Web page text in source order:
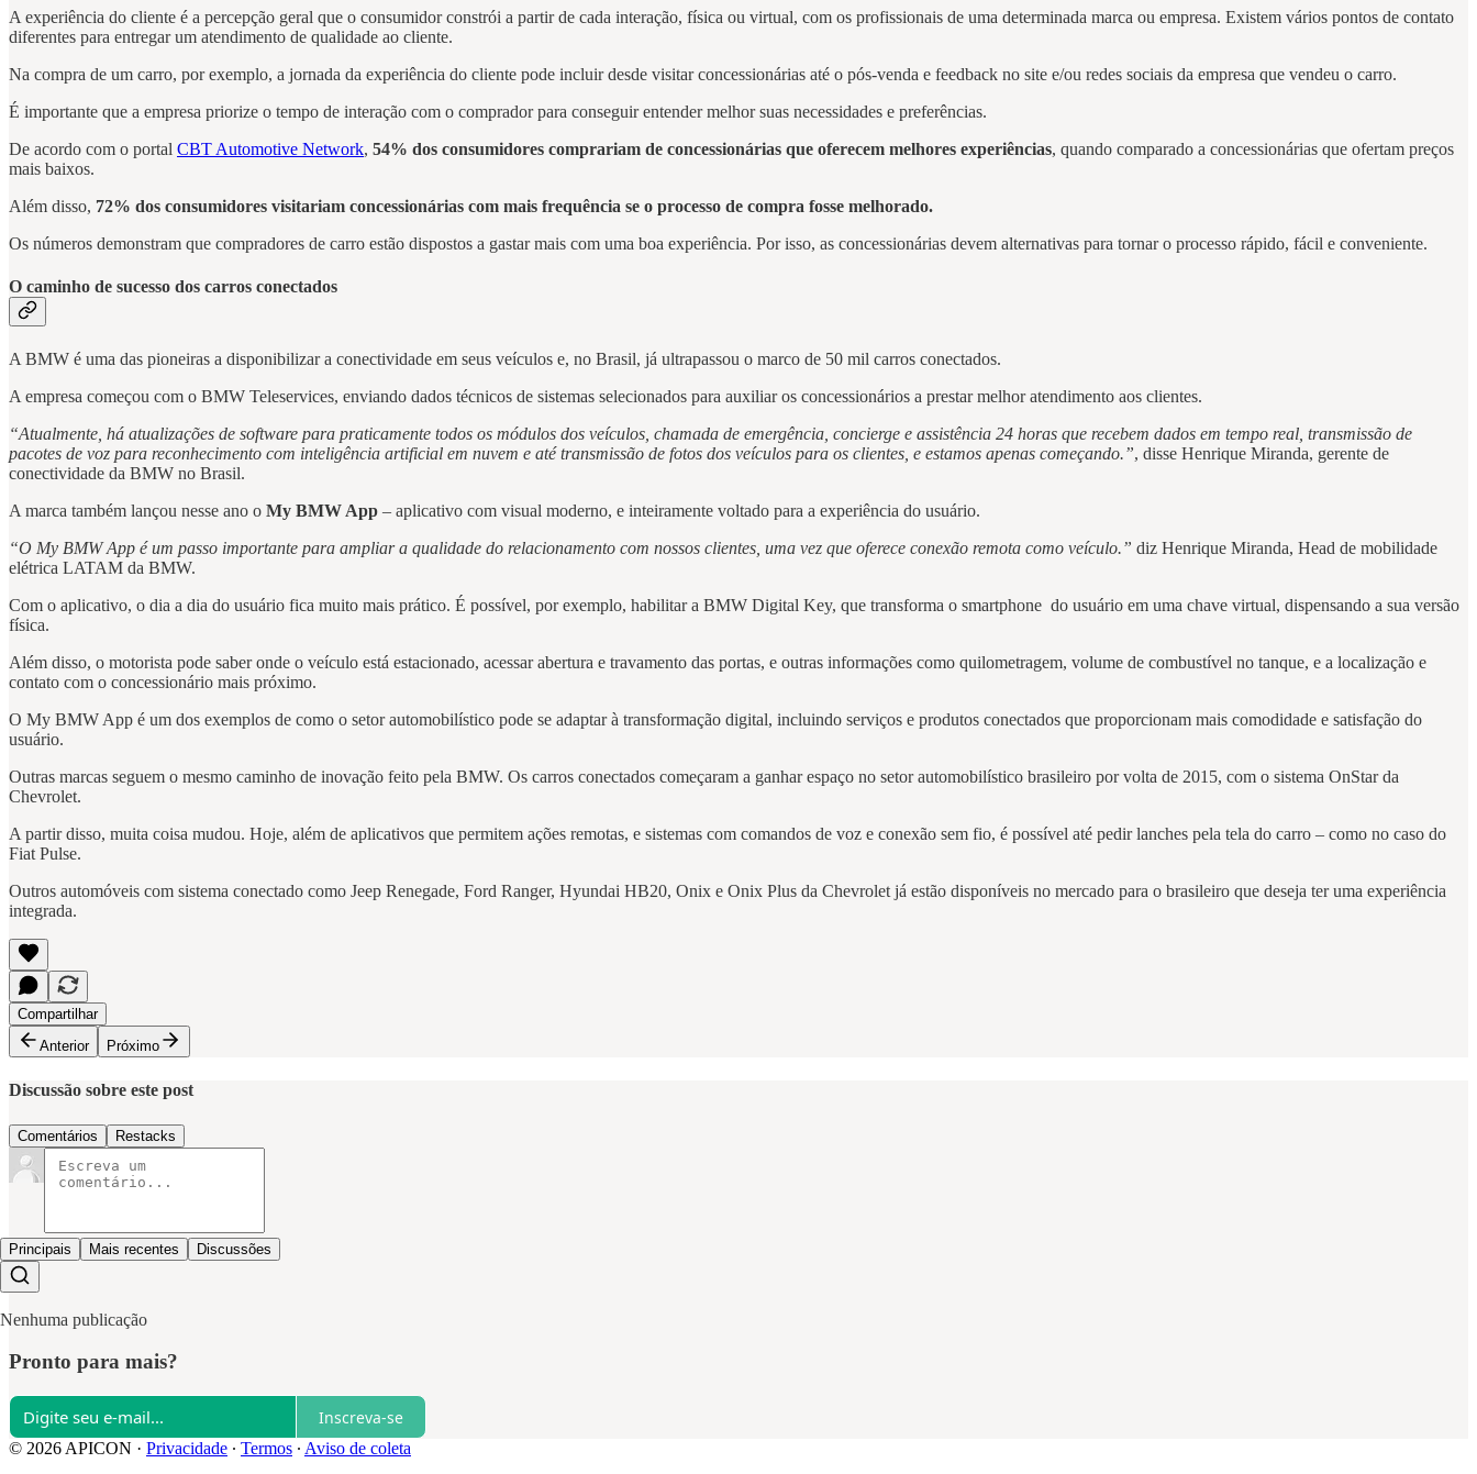
A experiência do cliente é a percepção geral que o consumidor constrói a partir de cada interação, física ou virtual, com os profissionais de uma determinada marca ou empresa. Existem vários pontos de contato
diferentes para entregar um atendimento de qualidade ao cliente.
Na compra de um carro, por exemplo, a jornada da experiência do cliente pode incluir desde visitar concessionárias até o pós-venda e feedback no site e/ou redes sociais da empresa que vendeu o carro.
É importante que a empresa priorize o tempo de interação com o comprador para conseguir entender melhor suas necessidades e preferências.
De acordo com o portal CBT Automotive Network, 54% dos consumidores comprariam de concessionárias que oferecem melhores experiências, quando comparado a concessionárias que ofertam preços
mais baixos.
Além disso, 72% dos consumidores visitariam concessionárias com mais frequência se o processo de compra fosse melhorado.
Os números demonstram que compradores de carro estão dispostos a gastar mais com uma boa experiência. Por isso, as concessionárias devem alternativas para tornar o processo rápido, fácil e conveniente.
O caminho de sucesso dos carros conectados
A BMW é uma das pioneiras a disponibilizar a conectividade em seus veículos e, no Brasil, já ultrapassou o marco de 50 mil carros conectados.
A empresa começou com o BMW Teleservices, enviando dados técnicos de sistemas selecionados para auxiliar os concessionários a prestar melhor atendimento aos clientes.
“Atualmente, há atualizações de software para praticamente todos os módulos dos veículos, chamada de emergência, concierge e assistência 24 horas que recebem dados em tempo real, transmissão de
pacotes de voz para reconhecimento com inteligência artificial em nuvem e até transmissão de fotos dos veículos para os clientes, e estamos apenas começando.”, disse Henrique Miranda, gerente de
conectividade da BMW no Brasil.
A marca também lançou nesse ano o My BMW App – aplicativo com visual moderno, e inteiramente voltado para a experiência do usuário.
“O My BMW App é um passo importante para ampliar a qualidade do relacionamento com nossos clientes, uma vez que oferece conexão remota como veículo.” diz Henrique Miranda, Head de mobilidade
elétrica LATAM da BMW.
Com o aplicativo, o dia a dia do usuário fica muito mais prático. É possível, por exemplo, habilitar a BMW Digital Key, que transforma o smartphone do usuário em uma chave virtual, dispensando a sua versão
física.
Além disso, o motorista pode saber onde o veículo está estacionado, acessar abertura e travamento das portas, e outras informações como quilometragem, volume de combustível no tanque, e a localização e
contato com o concessionário mais próximo.
O My BMW App é um dos exemplos de como o setor automobilístico pode se adaptar à transformação digital, incluindo serviços e produtos conectados que proporcionam mais comodidade e satisfação do
usuário.
Outras marcas seguem o mesmo caminho de inovação feito pela BMW. Os carros conectados começaram a ganhar espaço no setor automobilístico brasileiro por volta de 2015, com o sistema OnStar da
Chevrolet.
A partir disso, muita coisa mudou. Hoje, além de aplicativos que permitem ações remotas, e sistemas com comandos de voz e conexão sem fio, é possível até pedir lanches pela tela do carro – como no caso do
Fiat Pulse.
Outros automóveis com sistema conectado como Jeep Renegade, Ford Ranger, Hyundai HB20, Onix e Onix Plus da Chevrolet já estão disponíveis no mercado para o brasileiro que deseja ter uma experiência
integrada.
Compartilhar
Anterior
Próximo
Discussão sobre este post
Comentários Restacks
Principais Mais recentes Discussões
Nenhuma publicação
Pronto para mais?
Inscreva-se
© 2026 APICON · Privacidade ∙ Termos ∙ Aviso de coleta